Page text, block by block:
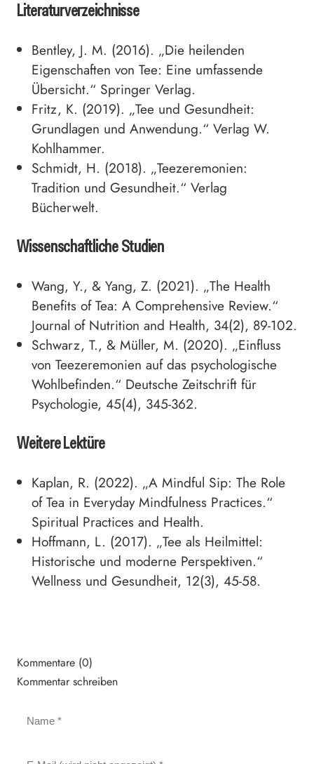
Literaturverzeichnisse
Bentley, J. M. (2016). „Die heilenden
Eigenschaften von Tee: Eine umfassende
Übersicht.“ Springer Verlag.
Fritz, K. (2019). „Tee und Gesundheit:
Grundlagen und Anwendung.“ Verlag W.
Kohlhammer.
Schmidt, H. (2018). „Teezeremonien:
Tradition und Gesundheit.“ Verlag
Bücherwelt.
Wissenschaftliche Studien
Wang, Y., & Yang, Z. (2021). „The Health
Benefits of Tea: A Comprehensive Review.“
Journal of Nutrition and Health, 34(2), 89-102.
Schwarz, T., & Müller, M. (2020). „Einfluss
von Teezeremonien auf das psychologische
Wohlbefinden.“ Deutsche Zeitschrift für
Psychologie, 45(4), 345-362.
Weitere Lektüre
Kaplan, R. (2022). „A Mindful Sip: The Role
of Tea in Everyday Mindfulness Practices.“
Spiritual Practices and Health.
Hoffmann, L. (2017). „Tee als Heilmittel:
Historische und moderne Perspektiven.“
Wellness und Gesundheit, 12(3), 45-58.
Kommentare (0)
Kommentar schreiben